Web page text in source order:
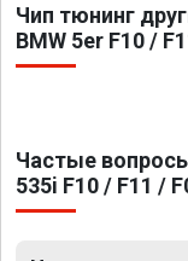
Чип тюнинг
BMW 5er F10 /
Частые
535i F10 / F11 /